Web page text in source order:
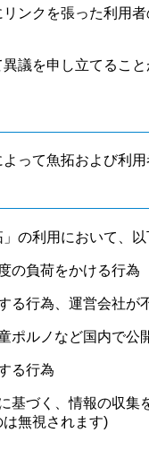
ンクを張った利用
議を申し立てるこ
って魚拓および利
の利用において、以
の負荷をかける行為
る行為、運営会社が
ポルノなど国内で公
る行為
基づく、情報の収
無視されます)